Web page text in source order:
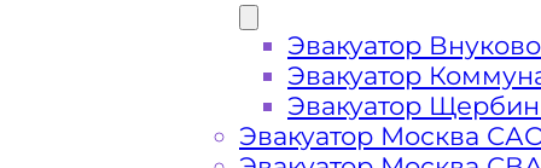
Эвакуатор Внуково
Эвакуатор
Эвакуатор
Эвакуатор Москва